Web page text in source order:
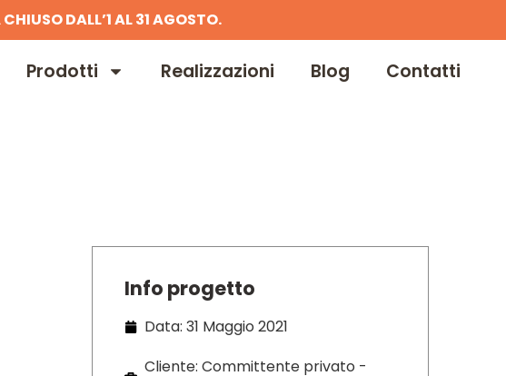
DALL’1 AL 31 AGOSTO.
Prodotti Realizzazioni Blog Contatti
Info progetto
Data: 31 Maggio 2021
Cliente: Committente privato -